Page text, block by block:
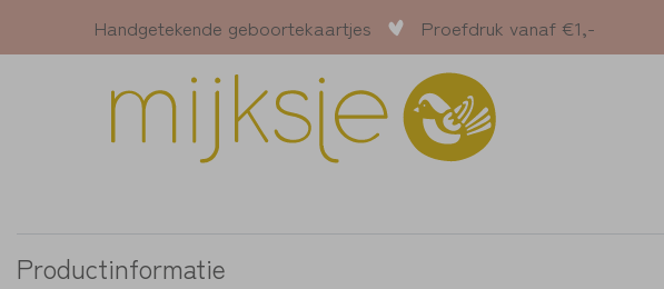
Handgetekende geboortekaartjes Proefdruk vanaf €1,-
Productinformatie